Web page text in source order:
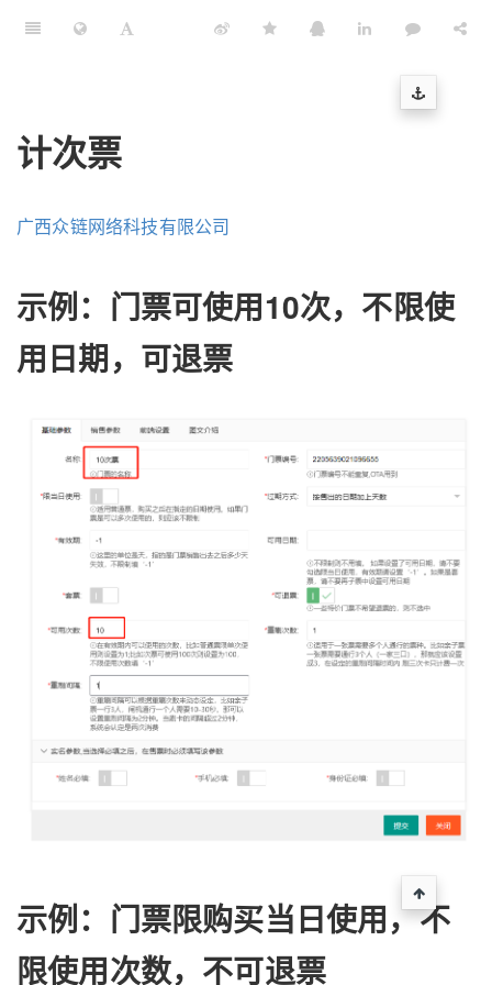
计次票
广西众链网络科技有限公司
示例：门票可使用10次，不限使
用日期，可退票
示例：门票限购买当日使用，不
限使用次数，不可退票